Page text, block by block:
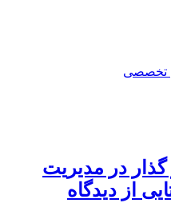
تخصصی
گذار در مدیریت
از دیدگاه